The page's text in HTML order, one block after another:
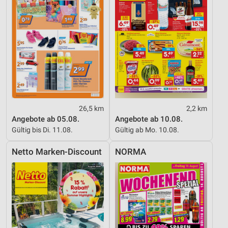
26,5 km
Angebote ab 05.08.
Gültig bis Di. 11.08.
2,2 km
Angebote ab 10.08.
Gültig ab Mo. 10.08.
Netto Marken-Discount NORMA
Verwendung reduzierter Daten zur Auswahl von
Inhalten
IAB-Besonderheiten:
Verwendung genauer Standortdaten
Geräte anhand von aktiv angeforderten
Informationen identifizieren
Nicht-IAB-Verarbeitungszwecke:
Performance
Funktional
Werbung